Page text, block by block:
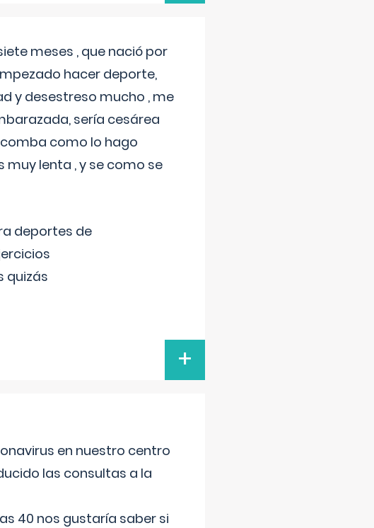
meses , que nació por
hacer deporte,
y desestreso mucho , me
sería cesárea
como lo hago
lenta , y se como se
deportes de
quizás
+
en nuestro centro
las consultas a la
40 nos gustaría saber si